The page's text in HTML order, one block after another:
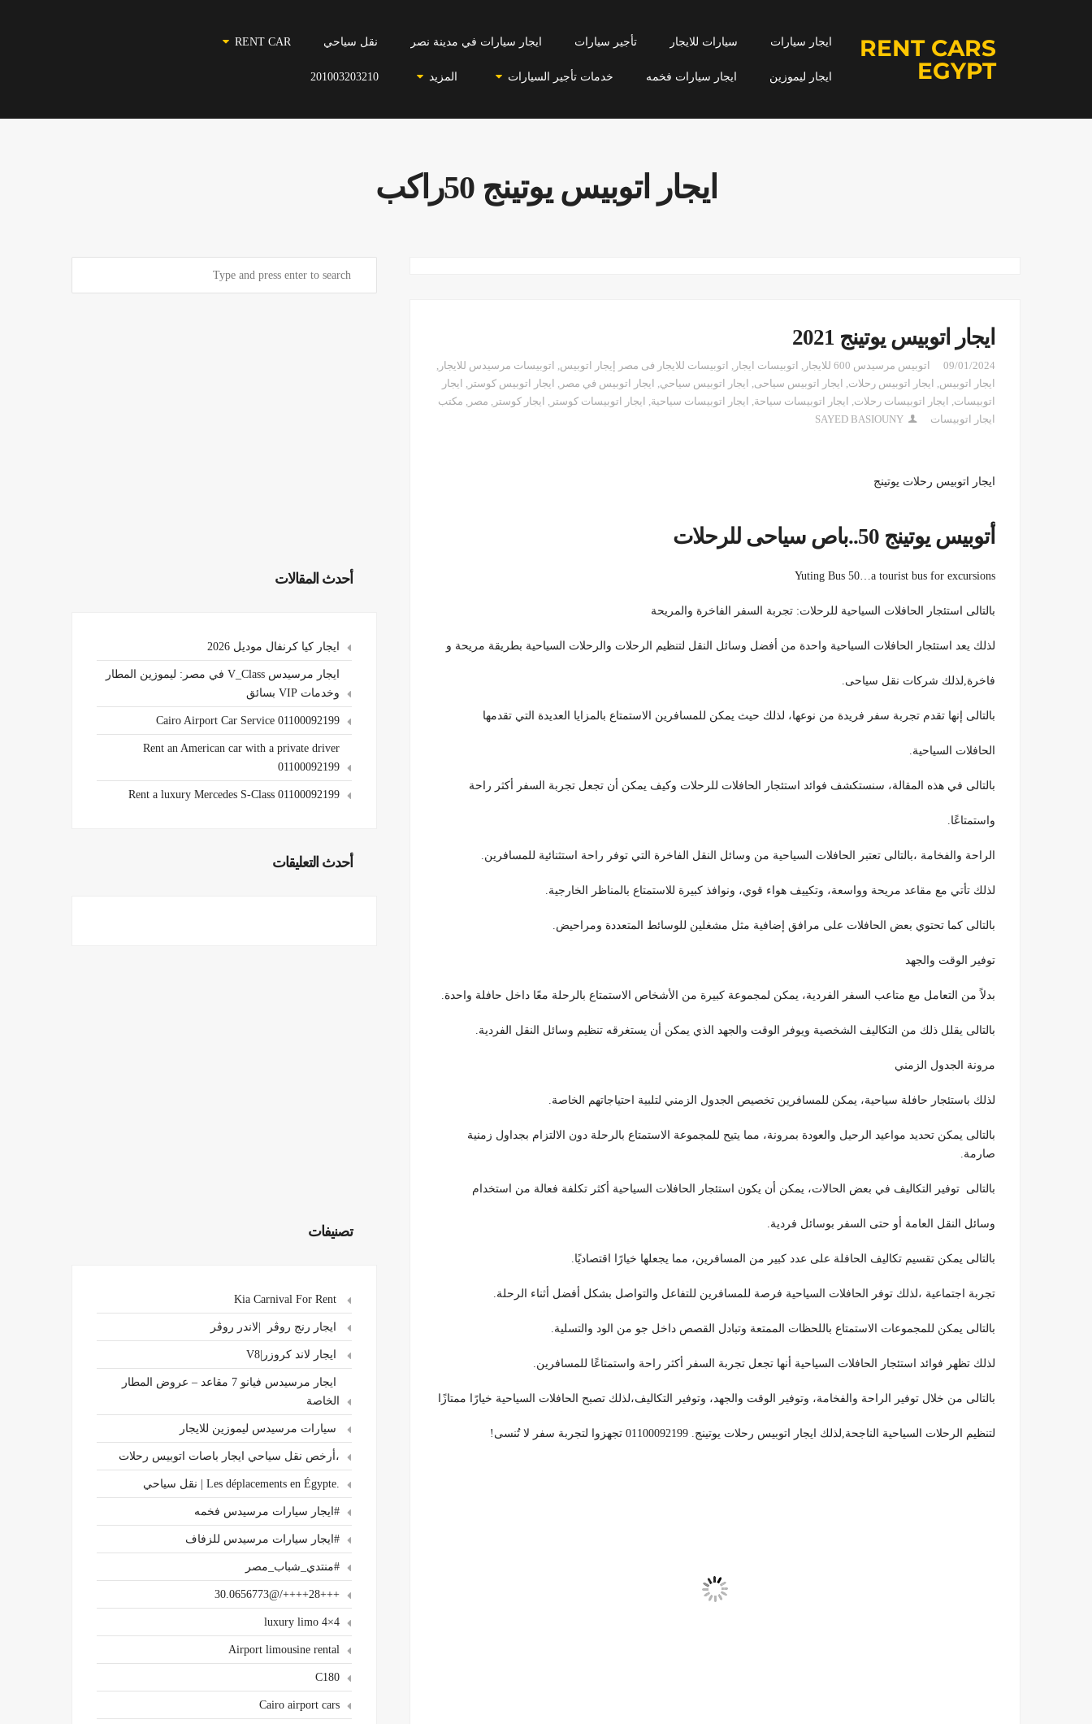
RENT CARS
EGYPT
ايجار سيارات سيارات للايجار تأجير سيارات ايجار سيارات في مدينة نصر نقل سياحي RENT CAR
ايجار ليموزين ايجار سيارات فخمه خدمات تأجير السيارات المزيد 201003203210
ايجار اتوبيس يوتينج 50راكب
ايجار اتوبيس يوتينج 2021
09/01/2024 اتوبيس مرسيدس 600 للايجار , اتوبيسات ايجار , اتوبيسات للايجار فى مصر إيجار اتوبيس, اتوبيسات مرسيدس للايجار ,
ايجار اتوبيس, ايجار اتوبيس رحلات, ايجار اتوبيس سياحى, ايجار اتوبيس سياحي, ايجار اتوبيس في مصر , ايجار اتوبيس كوستر , ايجار
اتوبيسات, ايجار اتوبيسات رحلات, ايجار اتوبيسات سياحة, ايجار اتوبيسات سياحية, ايجار اتوبيسات كوستر , ايجار كوستر , مصر , مكتب
ايجار اتوبيسات
SAYED BASIOUNY
ايجار اتوبيس رحلات يوتينج
أتوبيس يوتينج 50..باص سياحى للرحلات
Yuting Bus 50…a tourist bus for excursions
بالتالى استئجار الحافلات السياحية للرحلات: تجربة السفر الفاخرة والمريحة
لذلك يعد استئجار الحافلات السياحية واحدة من أفضل وسائل النقل لتنظيم الرحلات والرحلات السياحية بطريقة مريحة و
فاخرة,لذلك شركات نقل سياحى.
بالتالى إنها تقدم تجربة سفر فريدة من نوعها، لذلك حيث يمكن للمسافرين الاستمتاع بالمزايا العديدة التي تقدمها
الحافلات السياحية.
بالتالى في هذه المقالة، سنستكشف فوائد استئجار الحافلات للرحلات وكيف يمكن أن تجعل تجربة السفر أكثر راحة
واستمتاعًا.
الراحة والفخامة ،بالتالى تعتبر الحافلات السياحية من وسائل النقل الفاخرة التي توفر راحة استثنائية للمسافرين.
لذلك تأتي مع مقاعد مريحة وواسعة، وتكييف هواء قوي، ونوافذ كبيرة للاستمتاع بالمناظر الخارجية.
بالتالى كما تحتوي بعض الحافلات على مرافق إضافية مثل مشغلين للوسائط المتعددة ومراحيض.
توفير الوقت والجهد
بدلاً من التعامل مع متاعب السفر الفردية، يمكن لمجموعة كبيرة من الأشخاص الاستمتاع بالرحلة معًا داخل حافلة واحدة.
بالتالى يقلل ذلك من التكاليف الشخصية ويوفر الوقت والجهد الذي يمكن أن يستغرقه تنظيم وسائل النقل الفردية.
مرونة الجدول الزمني
لذلك باستئجار حافلة سياحية، يمكن للمسافرين تخصيص الجدول الزمني لتلبية احتياجاتهم الخاصة.
بالتالى يمكن تحديد مواعيد الرحيل والعودة بمرونة، مما يتيح للمجموعة الاستمتاع بالرحلة دون الالتزام بجداول زمنية
صارمة.
بالتالى توفير التكاليف في بعض الحالات، يمكن أن يكون استئجار الحافلات السياحية أكثر تكلفة فعالة من استخدام
وسائل النقل العامة أو حتى السفر بوسائل فردية.
بالتالى يمكن تقسيم تكاليف الحافلة على عدد كبير من المسافرين، مما يجعلها خيارًا اقتصاديًا.
تجربة اجتماعية ،لذلك توفر الحافلات السياحية فرصة للمسافرين للتفاعل والتواصل بشكل أفضل أثناء الرحلة.
بالتالى يمكن للمجموعات الاستمتاع باللحظات الممتعة وتبادل القصص داخل جو من الود والتسلية.
لذلك تظهر فوائد استئجار الحافلات السياحية أنها تجعل تجربة السفر أكثر راحة واستمتاعًا للمسافرين.
بالتالى من خلال توفير الراحة والفخامة، وتوفير الوقت والجهد، وتوفير التكاليف،لذلك تصبح الحافلات السياحية خيارًا ممتازًا
لتنظيم الرحلات السياحية الناجحة,لذلك ايجار اتوبيس رحلات يوتينج. 01100092199 تجهزوا لتجربة سفر لا تُنسى!
أحدث المقالات
ايجار كيا كرنفال موديل 2026
ايجار مرسيدس V_Class في مصر: ليموزين المطار
وخدمات VIP بسائق
Cairo Airport Car Service 01100092199
Rent an American car with a private driver
01100092199
Rent a luxury Mercedes S-Class 01100092199
أحدث التعليقات
تصنيفات
ايجار رنج روڤر |لاندر روڤر
ايجار لاند كروزر|V8
ايجار مرسيدس فيانو 7 مقاعد – عروض المطار
الخاصة
سيارات مرسيدس ليموزين للايجار
،أرخص نقل سياحي ايجار باصات اتوبيس رحلات
.Les déplacements en Égypte | نقل سياحي
#ايجار سيارات مرسيدس فخمه
#ايجار سيارات مرسيدس للزفاف
#منتدي_شباب_مصر
+++28++++/@30.0656773
4×4 luxury limo
Airport limousine rental
C180
Cairo airport cars